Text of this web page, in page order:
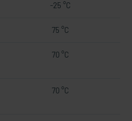
-25 °C
75 °C
70 °C
70 °C